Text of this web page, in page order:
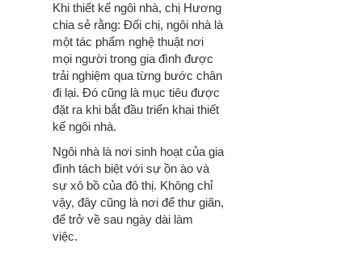
Khi thiết kế ngôi nhà, chị Hương
chia sẻ rằng: Đối chị, ngôi nhà là
một tác phẩm nghệ thuật nơi
mọi người trong gia đình được
trải nghiệm qua từng bước chân
đi lại. Đó cũng là mục tiêu được
đặt ra khi bắt đầu triển khai thiết
kế ngôi nhà.
Ngôi nhà là nơi sinh hoạt của gia
đình tách biệt với sự ồn ào và
sự xô bồ của đô thị. Không chỉ
vậy, đây cũng là nơi để thư giãn,
để trở về sau ngày dài làm
việc.